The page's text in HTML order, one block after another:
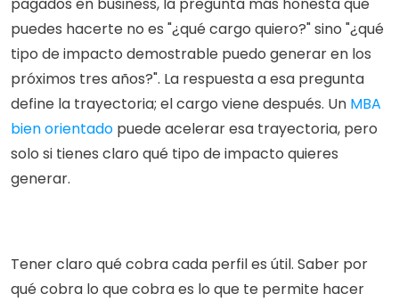
puedes hacerte no es "¿qué cargo quiero?" sino "¿qué
tipo de impacto demostrable puedo generar en los
próximos tres años?". La respuesta a esa pregunta
define la trayectoria; el cargo viene después. Un MBA
bien orientado puede acelerar esa trayectoria, pero
solo si tienes claro qué tipo de impacto quieres
generar.
Tener claro qué cobra cada perfil es útil. Saber por
qué cobra lo que cobra es lo que te permite hacer